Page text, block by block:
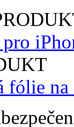
fólie